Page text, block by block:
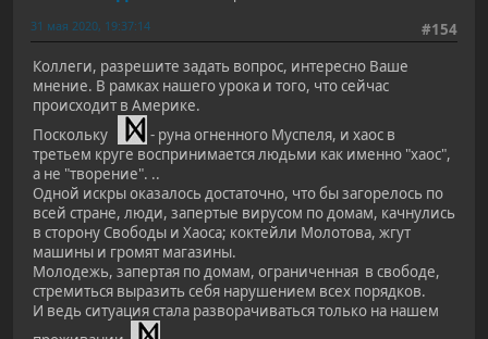
#154
31 мая 2020, 19:37:14
Коллеги, разрешите задать вопрос, интересно Ваше
мнение. В рамках нашего урока и того, что сейчас
происходит в Америке.
Поскольку
- руна огненного Муспеля, и хаос в
третьем круге воспринимается людьми как именно "хаос",
а не "творение". ..
Одной искры оказалось достаточно, что бы загорелось по
всей стране, люди, запертые вирусом по домам, качнулись
в сторону Свободы и Хаоса; коктейли Молотова, жгут
машины и громят магазины.
Молодежь, запертая по домам, ограниченная в свободе,
стремиться выразить себя нарушением всех порядков.
И ведь ситуация стала разворачиваться только на нашем